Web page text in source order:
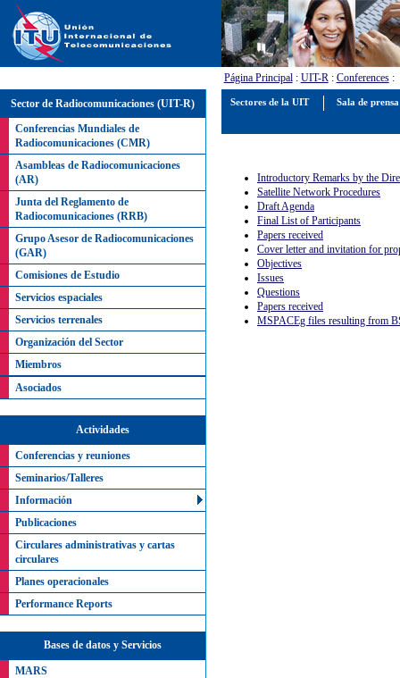
Página Principal: UIT-R: Conferences:
Sector de Radiocomunicaciones (UIT-R)
Conferencias Mundiales de
Radiocomunicaciones (CMR)
Asambleas de Radiocomunicaciones
(AR)
Junta del Reglamento de
Radiocomunicaciones (RRB)
Grupo Asesor de Radiocomunicaciones
(GAR)
Comisiones de Estudio
Servicios espaciales
Servicios terrenales
Organización del Sector
Miembros
Asociados
Actividades
Conferencias y reuniones
Seminarios/Talleres
Información
Publicaciones
Circulares administrativas y cartas
circulares
Planes operacionales
Performance Reports
Bases de datos y Servicios
MARS
Introductory Remarks by the
Satellite Network Procedures
Draft Agenda
Final List of Participants
Papers received
Cover letter and invitation for
Objectives
Issues
Questions
Papers received
MSPACEg files resulting from
Sectores de la UIT Sala de